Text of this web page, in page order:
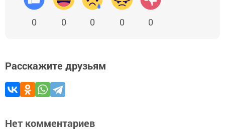
0 0 0 0 0
Расскажите друзьям
Нет комментариев